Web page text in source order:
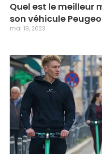
Quel est le meilleur
son véhicule
mai 19, 2023